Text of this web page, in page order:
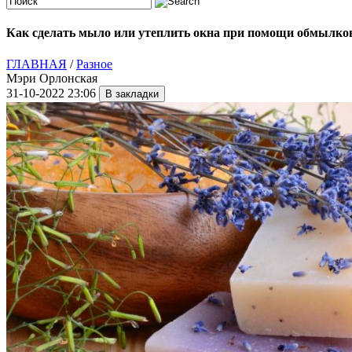
Как сделать мыло или утеплить окна при помощи
ГЛАВНАЯ /Разное
Мэри Орлонская
31-10-2022 23:06